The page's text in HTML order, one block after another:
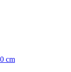
cm